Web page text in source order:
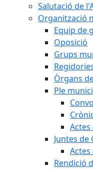
Salutació de
Organització
Equip de
Oposició
Grups
Òrgans
Ple
Actes
Juntes de
Actes
Rendició